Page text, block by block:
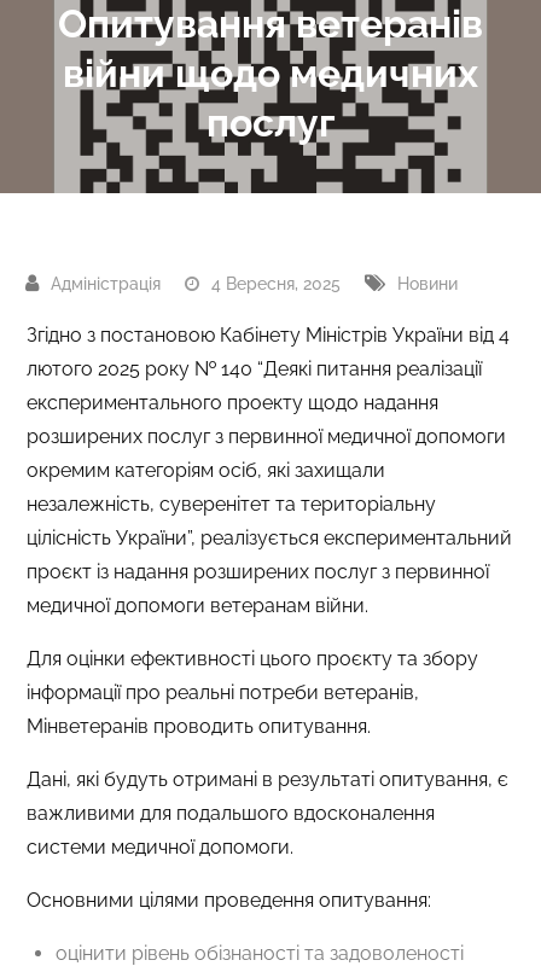
Опитування ветеранів
війни щодо медичних
послуг
4 Вересня, 2025 Новини
Згідно з постановою Кабінету Міністрів України від 4
лютого 2025 року № 140 “Деякі питання реалізації
експериментального проекту щодо надання
розширених послуг з первинної медичної допомоги
окремим категоріям осіб, які захищали
незалежність, суверенітет та територіальну
цілісність України”, реалізується експериментальний
проєкт із надання розширених послуг з первинної
медичної допомоги ветеранам війни.
Для оцінки ефективності цього проєкту та збору
інформації про реальні потреби ветеранів,
Мінветеранів проводить опитування.
Дані, які будуть отримані в результаті опитування, є
важливими для подальшого вдосконалення
системи медичної допомоги.
Основними цілями проведення опитування:
оцінити рівень обізнаності та задоволеності